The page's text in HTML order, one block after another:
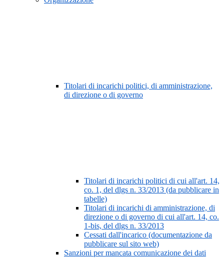
Titolari di incarichi politici, di amministrazione,
di direzione o di governo
Titolari di incarichi politici di cui all'art. 14,
co. 1, del dlgs n. 33/2013 (da pubblicare in
tabelle)
Titolari di incarichi di amministrazione, di
direzione o di governo di cui all'art. 14, co.
1-bis, del dlgs n. 33/2013
Cessati dall'incarico (documentazione da
pubblicare sul sito web)
Sanzioni per mancata comunicazione dei dati